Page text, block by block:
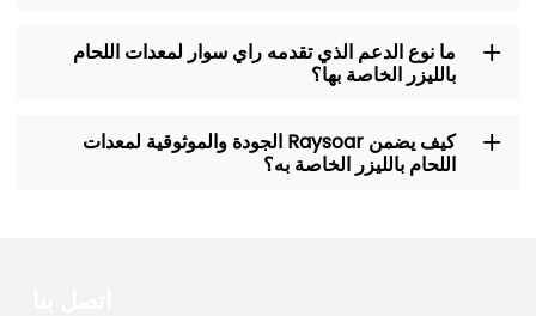
ما نوع الدعم الذي تقدمه راي سوار لمعدات اللحام
بالليزر الخاصة بها؟
كيف يضمن Raysoar الجودة والموثوقية لمعدات
اللحام بالليزر الخاصة به؟